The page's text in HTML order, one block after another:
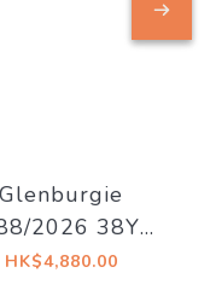
Glenburgie
2026 38YO
Hogshead
HK$4,880.00